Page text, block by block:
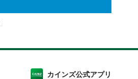
カインズ公式アプリ